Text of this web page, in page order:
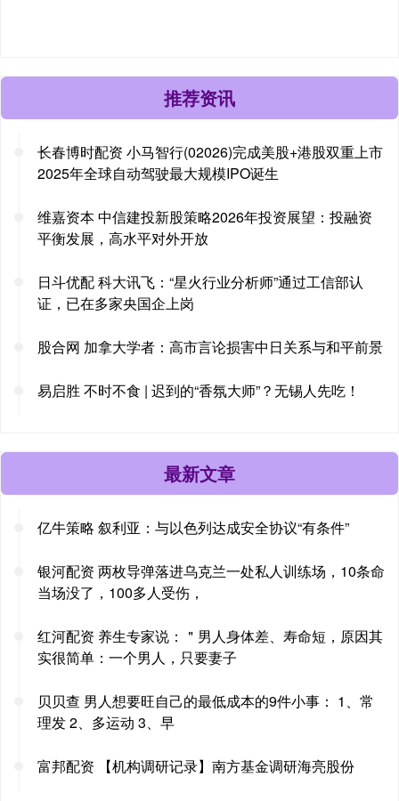
推荐资讯
长春博时配资 小马智行(02026)完成美股+港股双重上市
2025年全球自动驾驶最大规模IPO诞生
维嘉资本 中信建投新股策略2026年投资展望：投融资
平衡发展，高水平对外开放
日斗优配 科大讯飞：“星火行业分析师”通过工信部认
证，已在多家央国企上岗
股合网 加拿大学者：高市言论损害中日关系与和平前景
易启胜 不时不食 | 迟到的“香氛大师”？无锡人先吃！
最新文章
亿牛策略 叙利亚：与以色列达成安全协议“有条件”
银河配资 两枚导弹落进乌克兰一处私人训练场，10条命
当场没了，100多人受伤，
红河配资 养生专家说：＂男人身体差、寿命短，原因其
实很简单：一个男人，只要妻子
贝贝查 男人想要旺自己的最低成本的9件小事： 1、常
理发 2、多运动 3、早
富邦配资 【机构调研记录】南方基金调研海亮股份